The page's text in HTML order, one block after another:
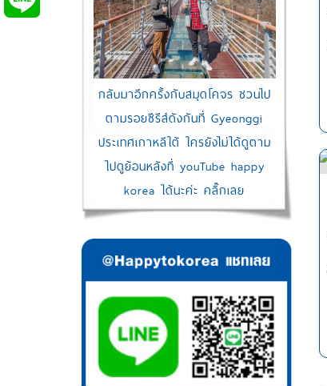
กลับมาอีกครั้งกับสมุดโคจร ชวนไป
ตามรอยซีรีส์ดังกันที่ Gyeonggi
ประเทศเกาหลีใต้ ใครยังไม่ได้ดูตาม
ไปดูย้อนหลังที่ youTube happy
korea ได้นะค่ะ คลิ๊กเลย